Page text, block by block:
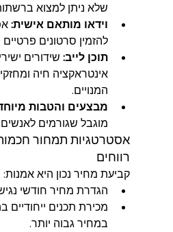
שלא ניתן למצוא
וידאו מותאם אישית:
להזמין סרטונים
תוכן לייב: שידורים
אינטראקציה חיה
המנויים.
מבצעים והטבות
מוגבל שגורמים
אסטרטגיות תמחור
רווחים
קביעת מחיר נכון היא אמנות:
הגדרת מחיר חודשי
מכירת תכנים ייחודיים
במחיר גבוה יותר.